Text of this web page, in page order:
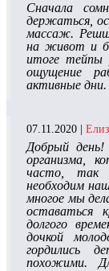
Сначала
держаться,
массаж.
на живот и
итоге тейпы
ощущение
активные дни.
07.11.2020 |
Добрый день!
организма,
часто, так
необходим
многое мы
оставаться
долгого
дочкой
гордились
похожими.